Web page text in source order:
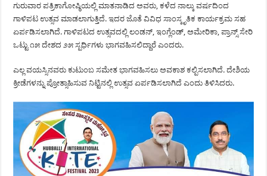
ಗುರುವಾರ ಪತ್ರಿಕಾಗೋಷ್ಠಿಯಲ್ಲಿ ಮಾತನಾಡಿದ ಅವರು, ಕಳೆದ ನಾಲ್ಕು ವರ್ಷದಿಂದ
ಗಾಳಿಪಟ ಉತ್ಸವ ಮಾಡಲಾಗುತ್ತಿದೆ. ಇದರ ಜೊತೆ ವಿವಿಧ ಸಾಂಸ್ಕೃತಿಕ ಕಾರ್ಯಕ್ರಮ ಸಹ
ಏರ್ಪಡಿಸಲಾಗಿದೆ. ಗಾಳಿಪಟದ ಉತ್ಸವದಲ್ಲಿ ಲಂಡನ್, ಇಂಗ್ಲೆಂಡ್, ಅಮೇರಿಕಾ, ಪ್ರಾನ್ಸ್ ಸೇರಿ
ಒಟ್ಟು ೧೫ ದೇಶದ ೨೫ ಸ್ಪರ್ಧಿಗಳು ಭಾಗವಹಿಸಲಿದ್ದಾರೆ ಎಂದರು.
ಎಲ್ಲ ವಯಸ್ಸಿನವರು ಕುಟುಂಬ ಸಮೇತ ಭಾಗವಹಿಸಲು ಅವಕಾಶ ಕಲ್ಪಿಸಲಾಗಿದೆ. ದೇಶಿಯ
ಕ್ರೀಡೆಗಳನ್ನು ಪ್ರೋತ್ಸಾಹಿಸುವ ನಿಟ್ಟಿನಲ್ಲಿ ಉತ್ಸವ ಏರ್ಪಡಿಸಲಾಗಿದೆ ಎಂದು ತಿಳಿಸಿದರು.